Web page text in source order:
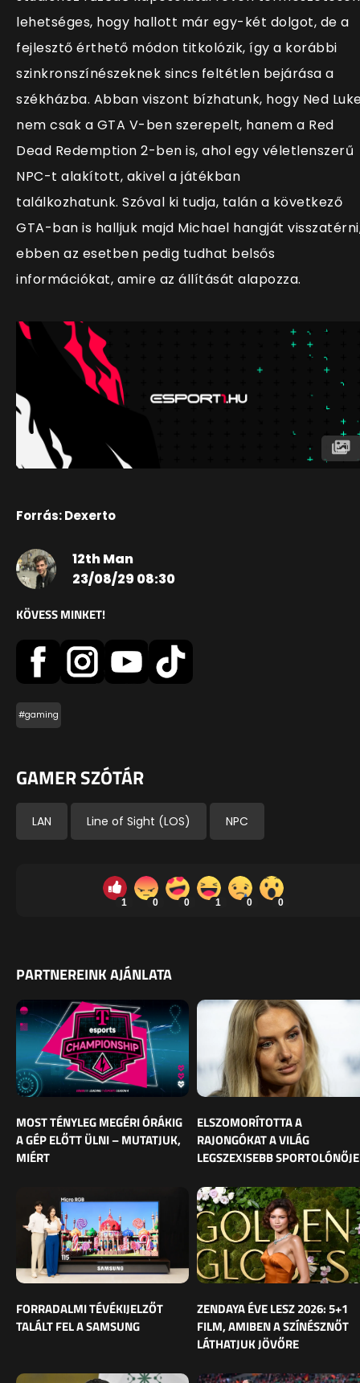
lehetséges, hogy hallott már egy-két dolgot, de a
fejlesztő érthető módon titkolózik, így a korábbi
szinkronszínészeknek sincs feltétlen bejárása a
székházba. Abban viszont bízhatunk, hogy Ned
nem csak a GTA V-ben szerepelt, hanem a Red
Dead Redemption 2-ben is, ahol egy véletlenszerű
NPC-t alakított, akivel a játékban
találkozhatunk. Szóval ki tudja, talán a következő
GTA-ban is halljuk majd Michael hangját
ebben az esetben pedig tudhat belsős
információkat, amire az állítását alapozza.
Forrás: Dexerto
12th Man
23/08/29 08:30
KÖVESS MINKET!
#gaming
GAMER SZÓTÁR
LAN Line of Sight (LOS) NPC
1 0 0 1 0 0
PARTNEREINK AJÁNLATA
MOST TÉNYLEG MEGÉRI ÓRÁKIG
A GÉP ELŐTT ÜLNI – MUTATJUK,
MIÉRT
ELSZOMORÍTOTTA A
RAJONGÓKAT A VILÁG
LEGSZEXISEBB SPORTOLÓNŐJE
FORRADALMI TÉVÉKIJELZŐT
TALÁLT FEL A SAMSUNG
ZENDAYA ÉVE LESZ 2026: 5+1
FILM, AMIBEN A SZÍNÉSZNŐT
LÁTHATJUK JÖVŐRE